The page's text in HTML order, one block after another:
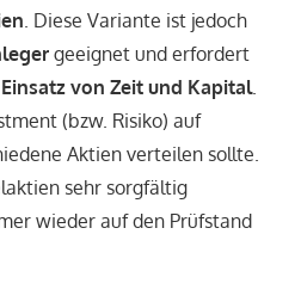
. Diese Variante ist jedoch
geeignet und erfordert
von Zeit und Kapital.
(bzw. Risiko) auf
Aktien verteilen sollte.
sehr sorgfältig
wieder auf den Prüfstand